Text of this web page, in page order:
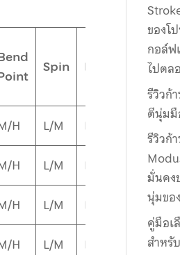
Spin Launch
H L/M L/M
H L/M L/M
H L/M L/M
H L/M L/M
ของโ
กอล์ฟ
ไปตล
รีวิวก้
ตีนุ่มมื
รีวิวก้
มั่นคง
นุ่มขอ
คู่มือเ
สำห